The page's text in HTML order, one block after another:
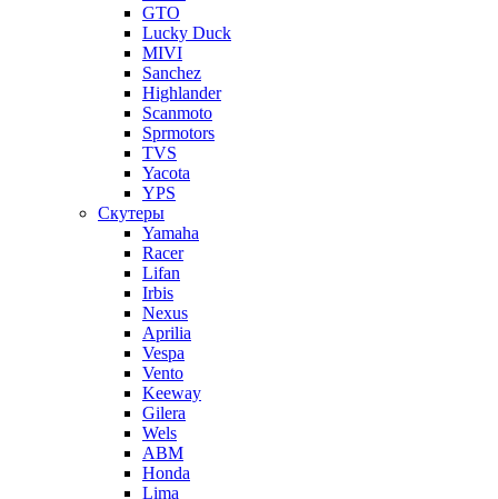
GTO
Lucky Duck
MIVI
Sanchez
Highlander
Scanmoto
Sprmotors
TVS
Yacota
YPS
Скутеры
Yamaha
Racer
Lifan
Irbis
Nexus
Aprilia
Vespa
Vento
Keeway
Gilera
Wels
ABM
Honda
Lima